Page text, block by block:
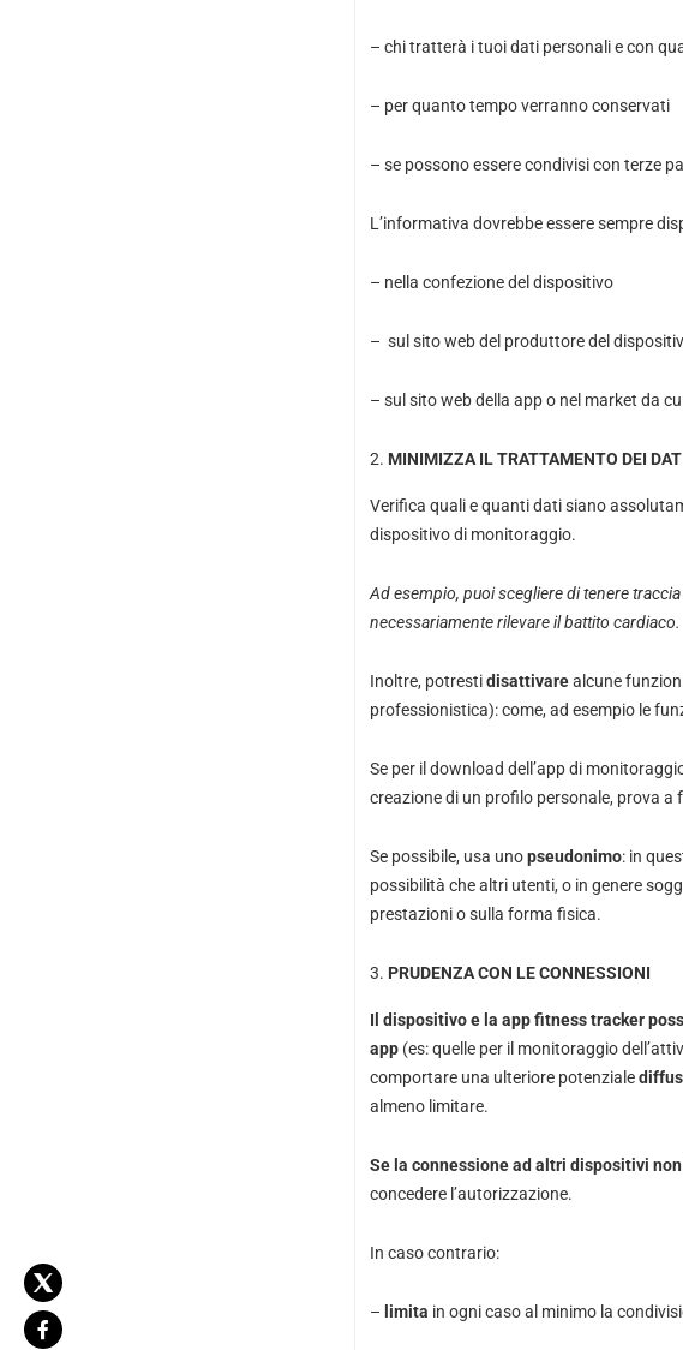
– chi tratterà i tuoi dati personali e con
– per quanto tempo verranno conservati
– se possono essere condivisi con terze
L’informativa dovrebbe essere sempre
– nella confezione del dispositivo
– sul sito web del produttore del
– sul sito web della app o nel market da
MINIMIZZA IL TRATTAMENTO DEI
Verifica quali e quanti dati siano
dispositivo di monitoraggio.
Ad esempio, puoi scegliere di tenere
necessariamente rilevare il battito cardiaco.
Inoltre, potrestidisattivarealcune
professionistica): come, ad esempio le
Se per il download dell’app di
creazione di un profilo personale, prova a
Se possibile, usa unopseudonimo: in
possibilità che altri utenti, o in genere
prestazioni o sulla forma fisica.
PRUDENZA CON LE CONNESSIONI
Il dispositivo e la app fitness tracker
app(es: quelle per il monitoraggio
comportare una ulteriore potenziale
almeno limitare.
Se la connessione ad altri dispositivi
concedere l’autorizzazione.
In caso contrario:
– limita in ogni caso al minimo la